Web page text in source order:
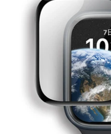
注文について